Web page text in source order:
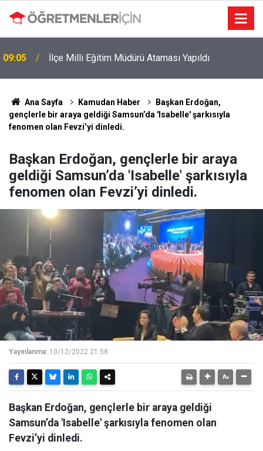
09:05 İlçe Milli Eğitim Müdürü Ataması Yapıldı
Ana Sayfa Kamudan Haber
Başkan Erdoğan,
gençlerle bir araya geldiği Samsun’da 'Isabelle' şarkısıyla
fenomen olan Fevzi’yi dinledi.
Başkan Erdoğan, gençlerle bir araya
geldiği Samsun’da 'Isabelle' şarkısıyla
fenomen olan Fevzi’yi dinledi.
Yayınlanma: 10/12/2022 21:58
Başkan Erdoğan, gençlerle bir araya geldiği
Samsun’da 'Isabelle' şarkısıyla fenomen olan
Fevzi’yi dinledi.